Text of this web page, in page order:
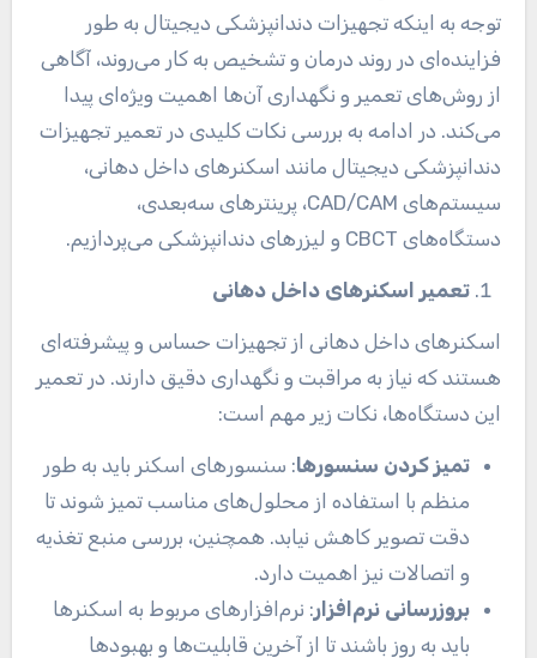
توجه به اینکه تجهیزات دندانپزشکی دیجیتال به طور
فزاینده‌ای در روند درمان و تشخیص به کار می‌روند، آگاهی
از روش‌های تعمیر و نگهداری آن‌ها اهمیت ویژه‌ای پیدا
می‌کند. در ادامه به بررسی نکات کلیدی در تعمیر تجهیزات
دندانپزشکی دیجیتال مانند اسکنرهای داخل دهانی،
سیستم‌های CAD/CAM، پرینترهای سه‌بعدی،
دستگاه‌های CBCT و لیزرهای دندانپزشکی می‌پردازیم.
تعمیر اسکنرهای داخل دهانی
اسکنرهای داخل دهانی از تجهیزات حساس و پیشرفته‌ای
هستند که نیاز به مراقبت و نگهداری دقیق دارند. در تعمیر
این دستگاه‌ها، نکات زیر مهم است:
تمیز کردن سنسورها: سنسورهای اسکنر باید به طور
منظم با استفاده از محلول‌های مناسب تمیز شوند تا
دقت تصویر کاهش نیابد. همچنین، بررسی منبع تغذیه
و اتصالات نیز اهمیت دارد.
بروزرسانی نرم‌افزار: نرم‌افزارهای مربوط به اسکنرها
باید به روز باشند تا از آخرین قابلیت‌ها و بهبودها